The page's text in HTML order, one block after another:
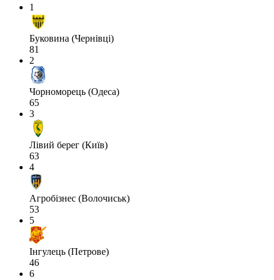
1
Буковина (Чернівці)
81
2
Чорноморець (Одеса)
65
3
Лівий берег (Київ)
63
4
Агробізнес (Волочиськ)
53
5
Інгулець (Петрове)
46
6